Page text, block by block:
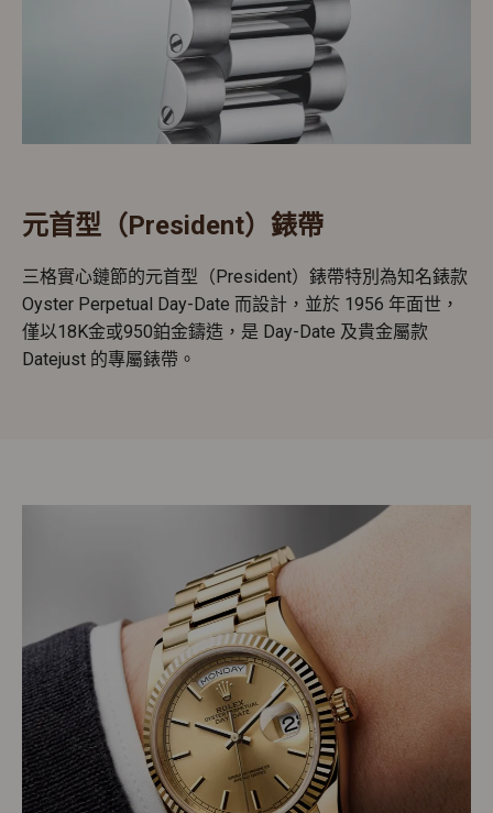
元首型（President）錶帶
三格實心鏈節的元首型（President）錶帶特別為知名錶款
Oyster Perpetual Day-Date 而設計，並於 1956 年面世，
僅以18K金或950鉑金鑄造，是 Day-Date 及貴金屬款
Datejust 的專屬錶帶。